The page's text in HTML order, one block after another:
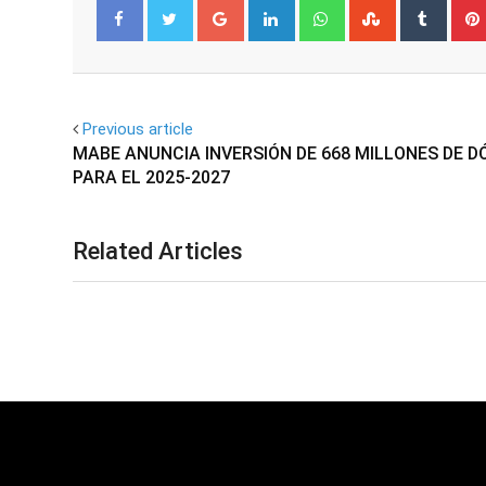
Google+ LinkedIn Whatsapp
Previous article
MABE ANUNCIA INVERSIÓN DE 668 MILLONES DE
PARA EL 2025-2027
Related Articles